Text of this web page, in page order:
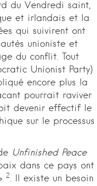
du Vendredi saint,
et irlandais et la
qui suivirent ont
unioniste et
du conflit. Tout
Unionist Party)
encore plus la
pourrait raviver
devenir effectif le
sur le processus
Unfinished Peace
dans ce pays ont
2. Il existe un besoin